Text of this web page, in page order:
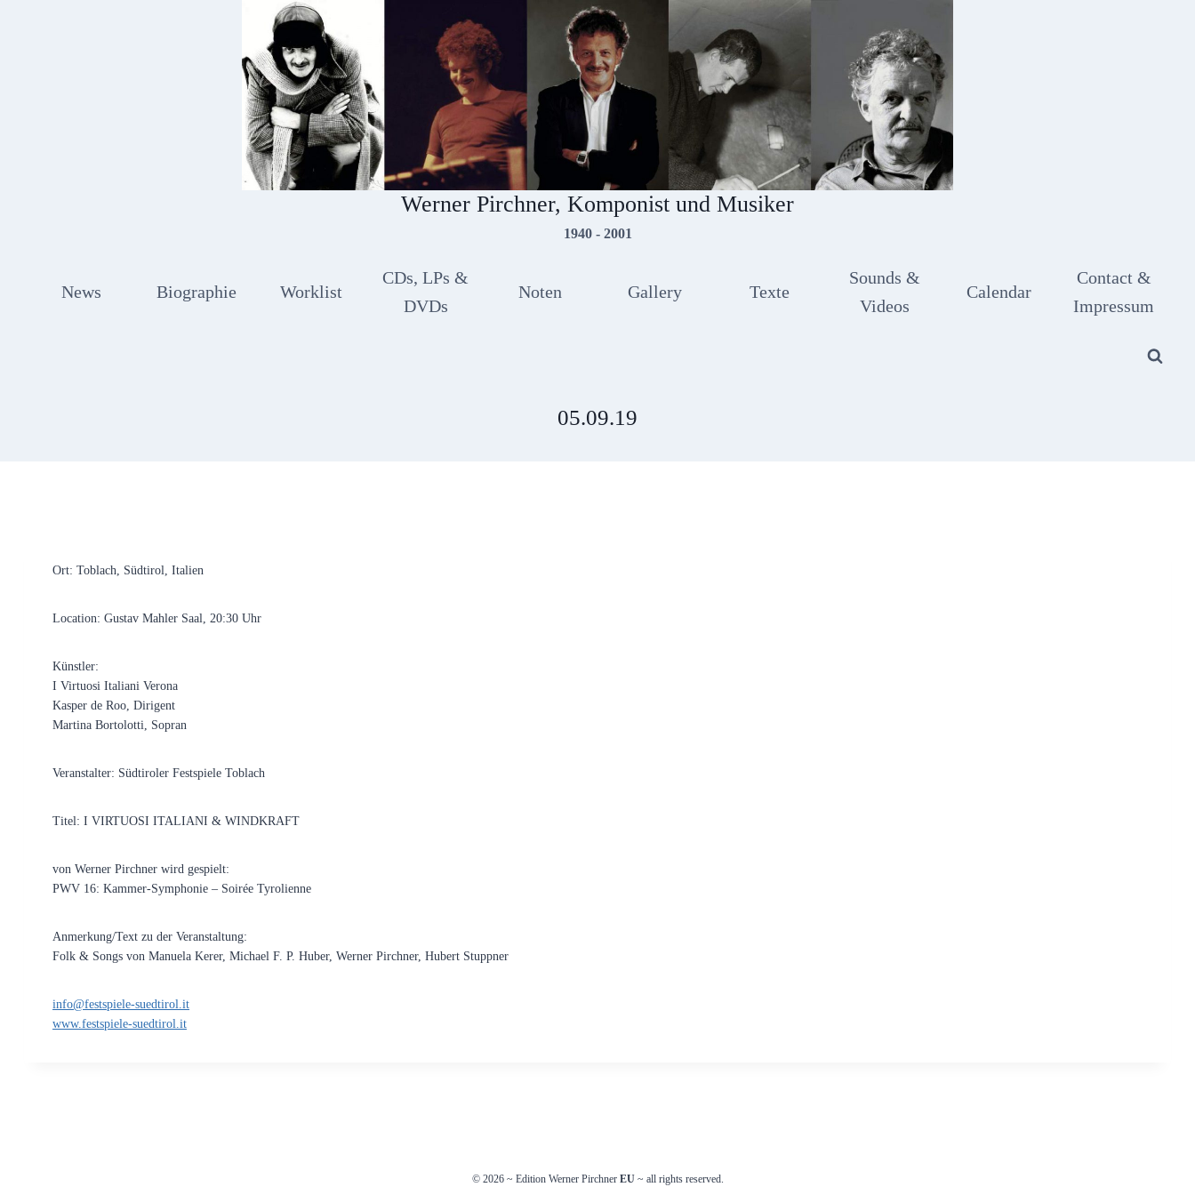
Werner Pirchner, Komponist und Musiker
1940 - 2001
News Biographie Worklist
CDs, LPs &
DVDs
Noten Gallery Texte
Sounds &
Videos
Calendar
Contact &
Impressum
05.09.19
Ort: Toblach, Südtirol, Italien
Location: Gustav Mahler Saal, 20:30 Uhr
Künstler:
I Virtuosi Italiani Verona
Kasper de Roo, Dirigent
Martina Bortolotti, Sopran
Veranstalter: Südtiroler Festspiele Toblach
Titel: I VIRTUOSI ITALIANI & WINDKRAFT
von Werner Pirchner wird gespielt:
PWV 16: Kammer-Symphonie – Soirée Tyrolienne
Anmerkung/Text zu der Veranstaltung:
Folk & Songs von Manuela Kerer, Michael F. P. Huber, Werner Pirchner, Hubert Stuppner
info@festspiele-suedtirol.it
www.festspiele-suedtirol.it
© 2026 ~ Edition Werner Pirchner EU ~ all rights reserved.